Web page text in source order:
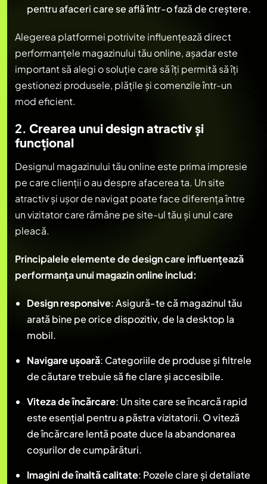
pentru afaceri care se află într-o fază de creștere.
Alegerea platformei potrivite influențează direct
performanțele magazinului tău online, așadar este
important să alegi o soluție care să îți permită să îți
gestionezi produsele, plățile și comenzile într-un
mod eficient.
2. Crearea unui design atractiv și
funcțional
Designul magazinului tău online este prima impresie
pe care clienții o au despre afacerea ta. Un site
atractiv și ușor de navigat poate face diferența între
un vizitator care rămâne pe site-ul tău și unul care
pleacă.
Principalele elemente de design care influențează
performanța unui magazin online includ:
Design responsive: Asigură-te că magazinul tău
arată bine pe orice dispozitiv, de la desktop la
mobil.
Navigare ușoară: Categoriile de produse și filtrele
de căutare trebuie să fie clare și accesibile.
Viteza de încărcare: Un site care se încarcă rapid
este esențial pentru a păstra vizitatorii. O viteză
de încărcare lentă poate duce la abandonarea
coșurilor de cumpărături.
Imagini de înaltă calitate: Pozele clare și detaliate